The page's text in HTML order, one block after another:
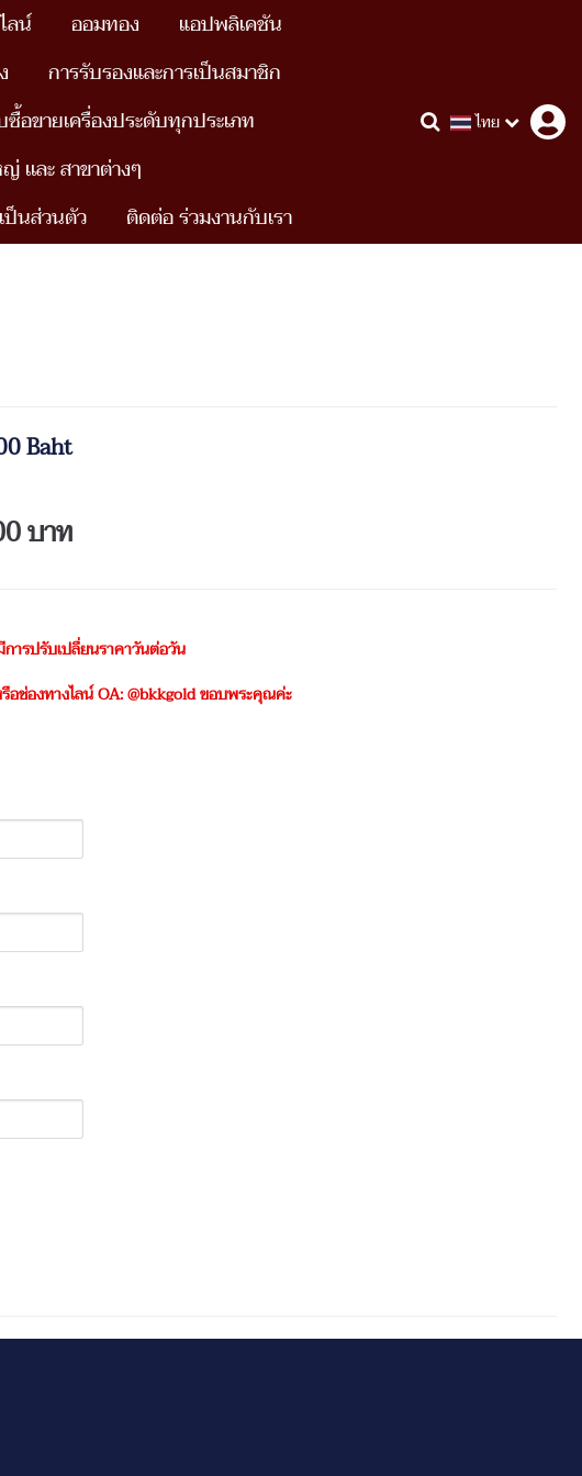
ลน์ ออมทอง
แอปพลิเคชัน
การรับรองและการเป็นสมาชิก
ซื้อขายเครื่องประดับทุกประเภท
เเละ สาขาต่างๆ
ป็นส่วนตัว ติดต่อ ร่วมงานกับเรา
ไทย
Baht
บาท
การปรับเปลื่ยนราคาวันต่อวัน
ช่องทางไลน์ OA: @bkkgold ขอบพระคุณค่ะ